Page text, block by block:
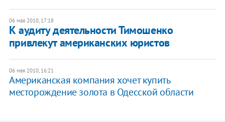
06 мая 2010, 17:18
К аудиту деятельности Тимошенко
привлекут американских юристов
06 мая 2010, 16:21
Американская компания хочет купить
месторождение золота в Одесской области